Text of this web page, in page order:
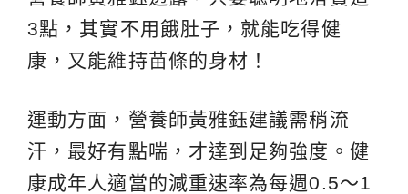
3點，其實不用餓肚子，就能吃得健
康，又能維持苗條的身材！
運動方面，營養師黃雅鈺建議需稍流
汗，最好有點喘，才達到足夠強度。健
康成年人適當的減重速率為每週0.5～1